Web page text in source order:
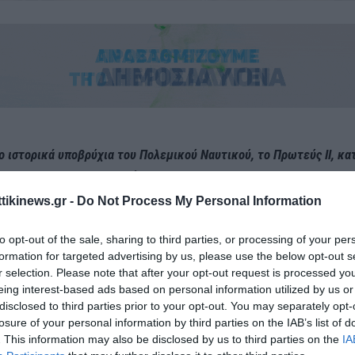
- Do Not Process My Personal Information
opt-out of the sale, sharing to third parties, or processing of your
for targeted advertising by us, please use the below opt-out
selection. Please note that after your opt-out request is processed
interest-based ads based on personal information utilized by us
to third parties prior to your opt-out. You may separately
of your personal information by third parties on the IAB’s list of
This information may also be disclosed by us to third parties on the
ιστορικά υποβρύχια του Πολεμικού Ναυτικού, το Πρωτεύς II,
του στο Πάρκο Ναυτικής Παράδοσης στο Τροκαντερό.
υπηρεσίας, το υποβρύχιο που καθελκύστηκε στα γερμανικά
πλέον δίπλα στο εμβληματικό θωρηκτό “Αβέρωφ”,
της ναυτικής μας κληρονομιάς.